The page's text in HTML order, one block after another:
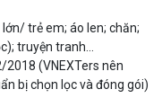
trẻ em; áo len; chăn;
truyện tranh…
(VNEXTers nên
bị chọn lọc và đóng gói)